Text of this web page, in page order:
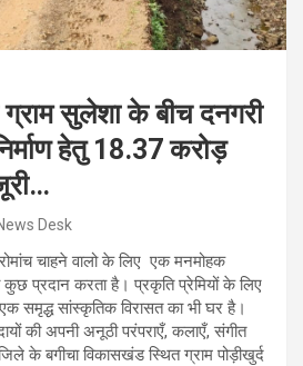
ग्राम सुलेशा के बीच दनगरी
हेतु 18.37 करोड़
Desk
चाहने वालो के लिए एक मनमोहक
प्रदान करता है। प्रकृति प्रेमियों के लिए
समृद्ध सांस्कृतिक विरासत का भी घर है।
की अपनी अनूठी परंपराएँ, कलाएँ, संगीत
के बगीचा विकासखंड स्थित ग्राम पोड़ीखुर्द